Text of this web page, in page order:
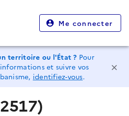
Me connecter
territoire ou l'État ? Pour
et suivre vos
identifiez-vous.